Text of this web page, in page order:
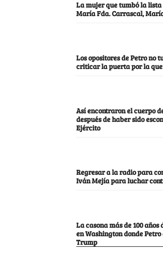
La mujer que tumbó la
María Fda. Carrascal,
Los opositores de Petro no
criticar la puerta por la que
Así encontraron el cuerpo
después de haber sido
Ejército
Regresar a la radio para
Iván Mejía para luchar
La casona más de 100
en Washington donde
Trump